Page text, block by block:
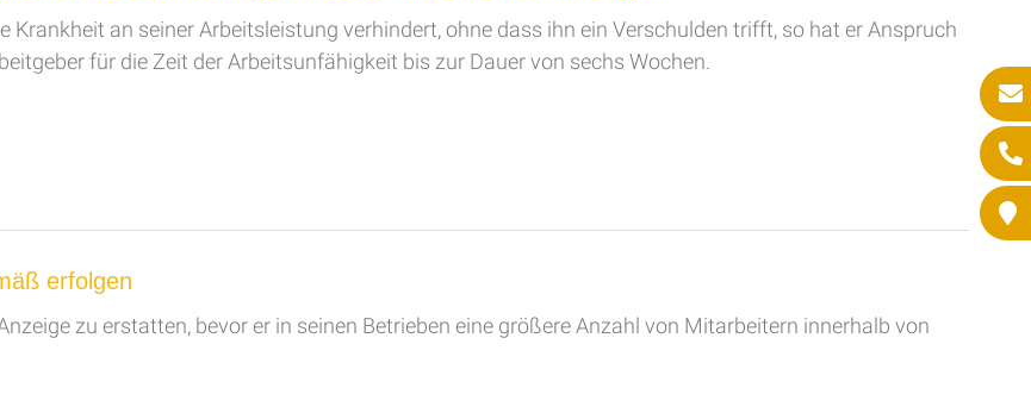
an seiner Arbeitsleistung verhindert, ohne dass ihn ein Verschulden trifft, so hat er Anspruch
für die Zeit der Arbeitsunfähigkeit bis zur Dauer von sechs Wochen.
erfolgen
zu erstatten, bevor er in seinen Betrieben eine größere Anzahl von Mitarbeitern innerhalb von